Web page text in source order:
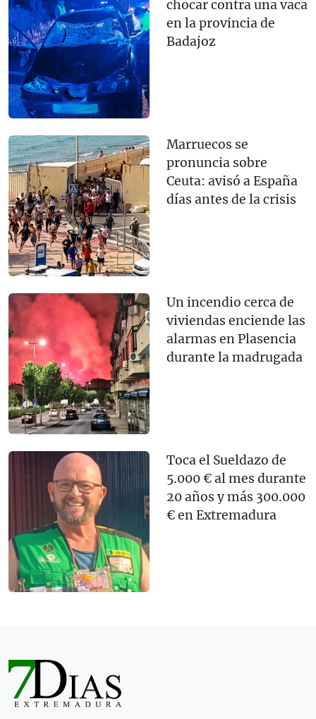
chocar contra una vaca
en la provincia de
Badajoz
Marruecos se
pronuncia sobre
Ceuta: avisó a España
días antes de la crisis
Un incendio cerca de
viviendas enciende las
alarmas en Plasencia
durante la madrugada
Toca el Sueldazo de
5.000 € al mes durante
20 años y más 300.000
€ en Extremadura